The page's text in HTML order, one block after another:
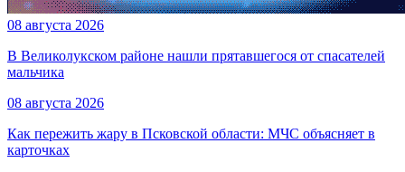
08 августа 2026
В Великолукском районе нашли прятавшегося от спасателей
мальчика
08 августа 2026
Как пережить жару в Псковской области: МЧС объясняет в
карточках